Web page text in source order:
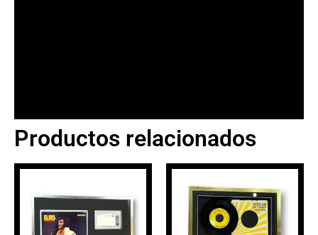
BANNER CON
PROMOCIONES 1
Click Here
Productos relacionados